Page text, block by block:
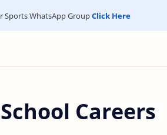
Sports WhatsApp GroupClick Here
Careers